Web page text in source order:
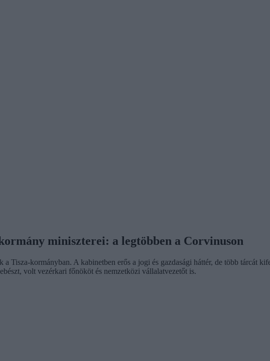
miniszterei: a legtöbben a Corvinuson
Tisza-kormányban. A kabinetben erős a jogi és gazdasági háttér, de több tárcát
volt vezérkari főnököt és nemzetközi vállalatvezetőt is.